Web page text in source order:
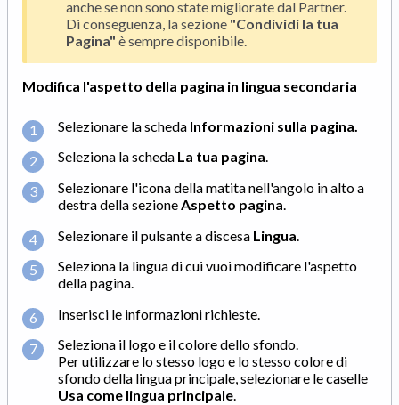
anche se non sono state migliorate dal Partner.
Di conseguenza, la sezione "Condividi la tua
Pagina" è sempre disponibile.
Modifica l'aspetto della pagina in lingua secondaria
Selezionare la scheda Informazioni sulla pagina
Seleziona la scheda La tua pagina.
Selezionare l'icona della matita nell'angolo in alto a
destra della sezioneAspetto pagina.
Selezionare il pulsante a discesa Lingua
Seleziona la lingua di cui vuoi modificare l'aspetto
della pagina.
Inserisci le informazioni richieste.
Seleziona il logo e il colore dello sfondo.
Per utilizzare lo stesso logo e lo stesso colore di
sfondo della lingua principale, selezionare le caselle
Usa come lingua principale.